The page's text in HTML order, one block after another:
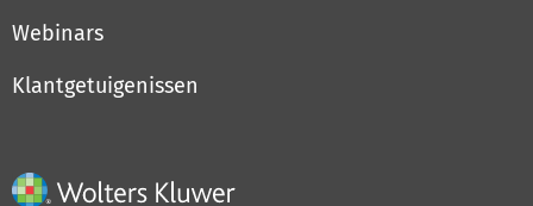
Webinars
Klantgetuigenissen